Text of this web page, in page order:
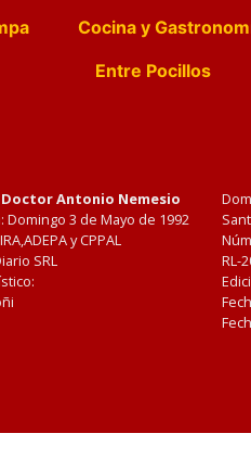
Cocina y
Entre Pocillos
Doctor Antonio Nemesio
Domingo 3 de Mayo de 1992
y CPPAL
SRL
RL-